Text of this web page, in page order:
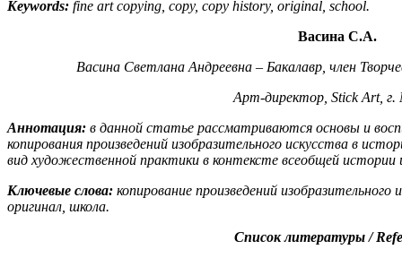
Keywords: fine art copying, copy, copy history, original, school.
Васина С.А.
Васина Светлана Андреевна – Бакалавр, член
Арт-директор, Stick Art, г.
Аннотация: в данной статье рассматриваются основы и
копирования произведений изобразительного искусства в
вид художественной практики в контексте всеобщей истории
Ключевые слова: копирование произведений
оригинал, школа.
Список литературы /